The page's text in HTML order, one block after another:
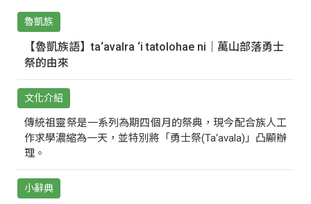
魯凱族
【魯凱族語】ta‘avalra ‘i tatolohae ni｜萬山部落勇士
祭的由來
文化介紹
傳統祖靈祭是一系列為期四個月的祭典，現今配合族人工
作求學濃縮為一天，並特別將「勇士祭(Ta‘avala)」凸顯辦
理。
小辭典